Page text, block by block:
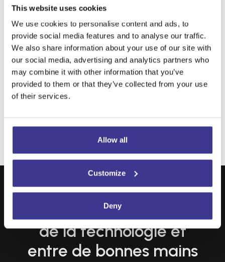
This website uses cookies
We use cookies to personalise content and ads, to
provide social media features and to analyse our traffic.
We also share information about your use of our site with
our social media, advertising and analytics partners who
may combine it with other information that you’ve
provided to them or that they’ve collected from your use
of their services.
Allow all
Customize
Deny
De plus, j’ai obtenu mon doctorat en médecine
en 2005 à l’Université Complutense de Madrid.
En 2005, j’ai commencé à exercer en privé avec
le groupe IMO comme coordinatrice de l’unité de
Tomothérapie, pionnière au niveau national dans
la mise en œuvre de cette technologie jusqu’en
2009.
Votre santé à la pointe
de la technologie et
entre de bonnes mains